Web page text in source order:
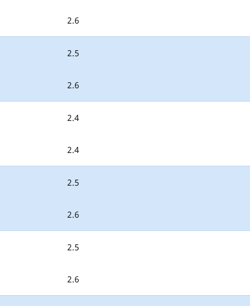
2.6
2.5
2.6
2.4
2.4
2.5
2.6
2.5
2.6